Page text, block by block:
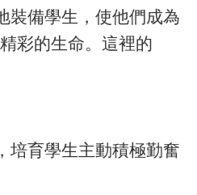
裝備學生，使他們成為
彩的生命。這裡的
培育學生主動積極勤奮